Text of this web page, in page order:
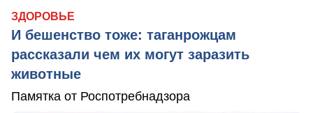
ЗДОРОВЬЕ
И бешенство тоже: таганрожцам
рассказали чем их могут заразить
животные
Памятка от Роспотребнадзора